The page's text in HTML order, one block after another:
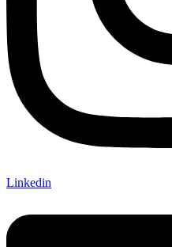
Linkedin